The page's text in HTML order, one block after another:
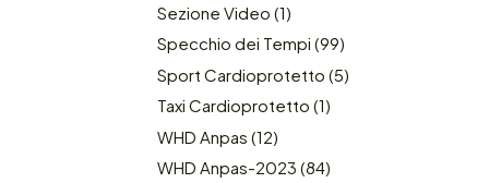
Sezione Video (1)
Specchio dei Tempi (99)
Sport Cardioprotetto (5)
Taxi Cardioprotetto (1)
WHD Anpas (12)
WHD Anpas-2023 (84)